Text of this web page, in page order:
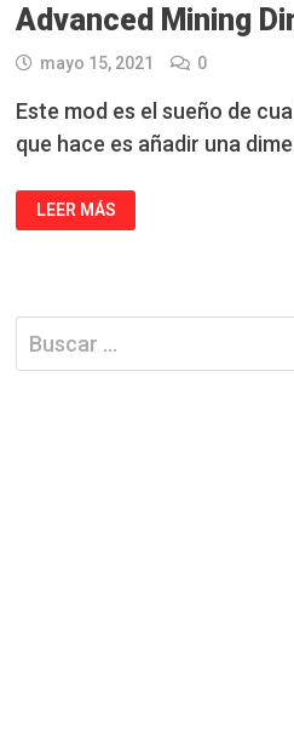
Advanced Mining
mayo 15, 2021 0
Este mod es el sueño de
que hace es añadir una
ADVANCED
MINING
DIMENSION
LEER MÁS
Buscar: